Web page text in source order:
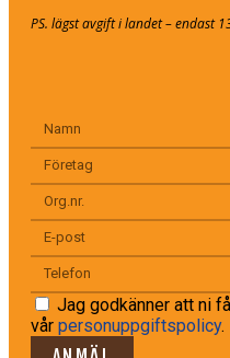
PS. lägst avgift i landet – endast
Jag godkänner att ni
vår personuppgiftspolicy.